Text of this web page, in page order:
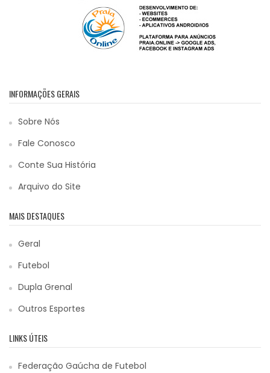
INFORMAÇÕES GERAIS
Sobre Nós
Fale Conosco
Conte Sua História
Arquivo do Site
MAIS DESTAQUES
Geral
Futebol
Dupla Grenal
Outros Esportes
LINKS ÚTEIS
Federação Gaúcha de Futebol